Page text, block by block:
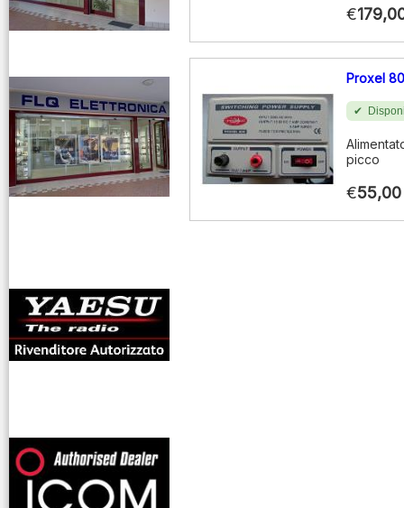
€
Proxel
picco
€55,00